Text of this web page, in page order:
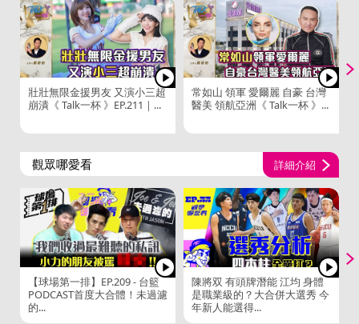
壯壯無限金援男友 又演小三超
崩潰《 Talk一杯 》EP.211｜...
常如山 領軍 愛爾麗 自豪 台灣
醫美 領航亞洲《 Talk一杯 》...
觀眾哪愛看 詳細介紹
【球場第一排】EP.209 - 台籃
PODCAST首度大合體！未過濾
的...
陳將双 有頭牌潛能 江均 身體
是職業級的？大合併大選秀 今
年新人能選得...